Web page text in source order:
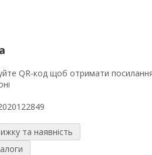
та наявність